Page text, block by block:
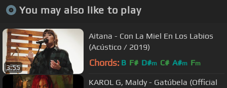
You may also like to play
3:55
Aitana - Con La Miel En Los Labios
(Acústico / 2019)
Chords: B F# D#m C# A#m Fm
KAROL G, Maldy - Gatúbela (Official